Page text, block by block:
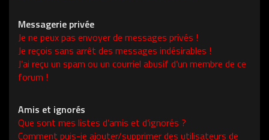
Messagerie privée
Je ne peux pas envoyer de messages privés !
Je reçois sans arrêt des messages indésirables !
J’ai reçu un spam ou un courriel abusif d’un membre de ce
forum !
Amis et ignorés
Que sont mes listes d’amis et d’ignorés ?
Comment puis-je ajouter/supprimer des utilisateurs de